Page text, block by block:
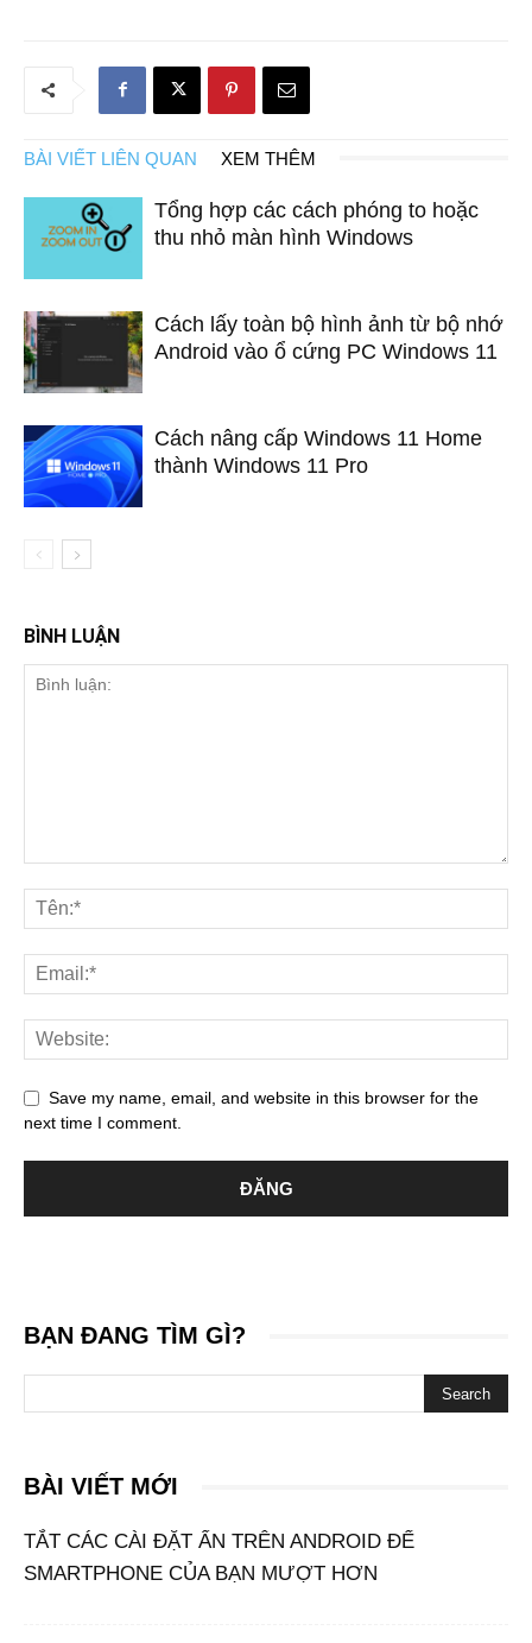
BÀI VIẾT LIÊN QUAN XEM THÊM
Tổng hợp các cách phóng to hoặc
thu nhỏ màn hình Windows
Cách lấy toàn bộ hình ảnh từ bộ nhớ
Android vào ổ cứng PC Windows 11
Cách nâng cấp Windows 11 Home
thành Windows 11 Pro
BÌNH LUẬN
Save my name, email, and website in this browser for the
next time I comment.
BẠN ĐANG TÌM GÌ?
BÀI VIẾT MỚI
TẮT CÁC CÀI ĐẶT ẨN TRÊN ANDROID ĐỂ
SMARTPHONE CỦA BẠN MƯỢT HƠN